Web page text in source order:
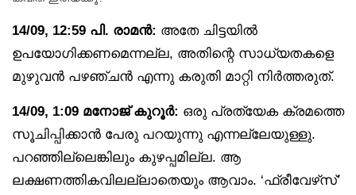
14/09, 12:59 പി. രാമൻ: അതേ ചിട്ടയിൽ
ഉപയോഗിക്കണമെന്നല്ല, അതിന്റെ സാധ്യതകളെ
മുഴുവൻ പഴഞ്ചൻ എന്നു കരുതി മാറ്റി നിർത്തരുത്.
14/09, 1:09 മനോജ് കുറൂർ: ഒരു പ്രത്യേക ക്രമത്തെ
സൂചിപ്പിക്കാൻ പേരു പറയുന്നു എന്നല്ലേയുള്ളു.
പറഞ്ഞില്ലെങ്കിലും കുഴപ്പമില്ല. ആ
ലക്ഷണത്തികവിലല്ലാതെയും ആവാം. ‘ഫ്രീവേഴ്‌സ്’